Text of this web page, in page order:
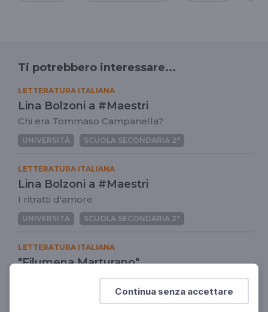
Continua senza accettare
Ti potrebbero interessare...
LETTERATURA ITALIANA
Lina Bolzoni a #Maestri
Chi era Tommaso Campanella?
UNIVERSITÀ SCUOLA SECONDARIA 2°
LETTERATURA ITALIANA
Lina Bolzoni a #Maestri
I ritratti d'amore
UNIVERSITÀ SCUOLA SECONDARIA 2°
LETTERATURA ITALIANA
"Filumena Marturano"
La grande lezione di Eduardo
SCUOLA SECONDARIA 2°